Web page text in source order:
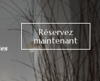
Réservez
maintenant